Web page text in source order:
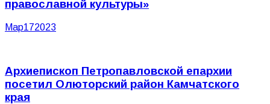
православной культуры»
Мар172023
Архиепископ Петропавловской епархии
посетил Олюторский район Камчатского
края